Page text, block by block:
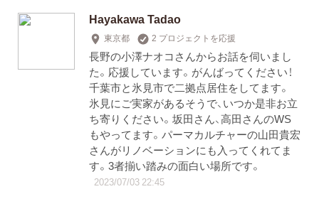
Hayakawa Tadao
東京都 2 プロジェクトを応援
長野の小澤ナオコさんからお話を伺いまし
た。応援しています。がんばってください！
千葉市と氷見市で二拠点居住をしてます。
氷見にご実家があるそうで、いつか是非お立
ち寄りください。坂田さん、高田さんのWS
もやってます。パーマカルチャーの山田貴宏
さんがリノベーションにも入ってくれてま
す。3者揃い踏みの面白い場所です。
2023/07/03 22:45